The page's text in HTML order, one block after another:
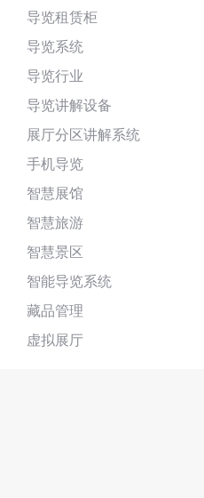
导览租赁柜
导览系统
导览行业
导览讲解设备
展厅分区讲解系统
手机导览
智慧展馆
智慧旅游
智慧景区
智能导览系统
藏品管理
虚拟展厅